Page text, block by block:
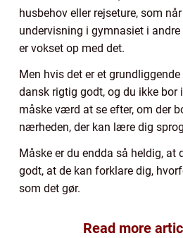
husbehov eller rejseture, som
undervisning i gymnasiet i
er vokset op med det.
Men hvis det er et
dansk rigtig godt, og du ikke bor
måske værd at se efter, om der
nærheden, der kan lære dig
Måske er du endda så heldig, at
godt, at de kan forklare dig,
som det gør.
Read more